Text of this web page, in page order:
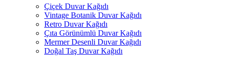
Çiçek Duvar Kağıdı
Vintage Botanik Duvar Kağıdı
Retro Duvar Kağıdı
Çıta Görünümlü Duvar Kağıdı
Mermer Desenli Duvar Kağıdı
Doğal Taş Duvar Kağıdı